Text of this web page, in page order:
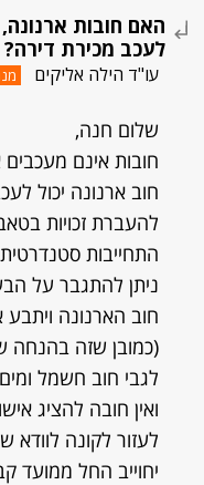
האם חובות
לעכב מכירת דירה?
עו"ד הילה אליקים
שלום חנה,
חובות אינם
חוב ארנונה יכול
להעברת זכויות
התחייבות
ניתן להתגבר על
חוב הארנונה ויתבע
(כמובן שזה בהנחה
לגבי חוב חשמל
ואין חובה להציג
לעזור לקונה
יחוייב החל ממועד